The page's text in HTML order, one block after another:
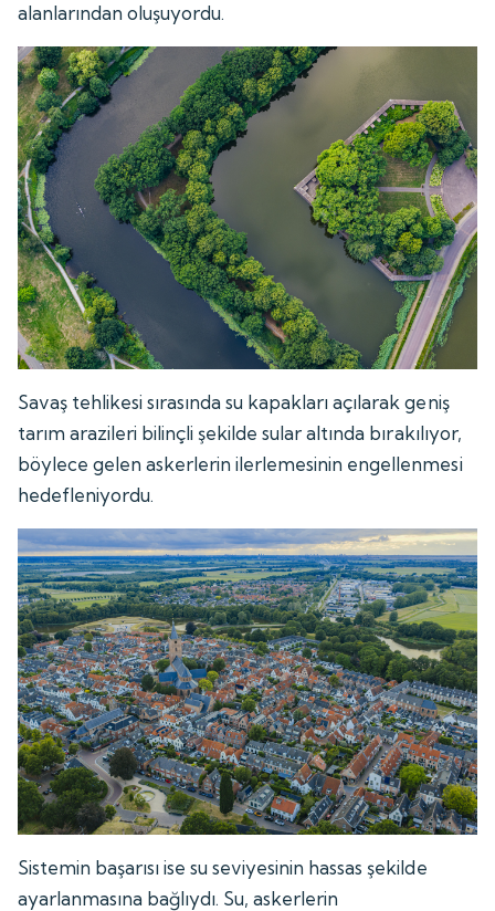
alanlarından oluşuyordu.
Savaş tehlikesi sırasında su kapakları açılarak geniş
tarım arazileri bilinçli şekilde sular altında bırakılıyor,
böylece gelen askerlerin ilerlemesinin engellenmesi
hedefleniyordu.
Sistemin başarısı ise su seviyesinin hassas şekilde
ayarlanmasına bağlıydı. Su, askerlerin